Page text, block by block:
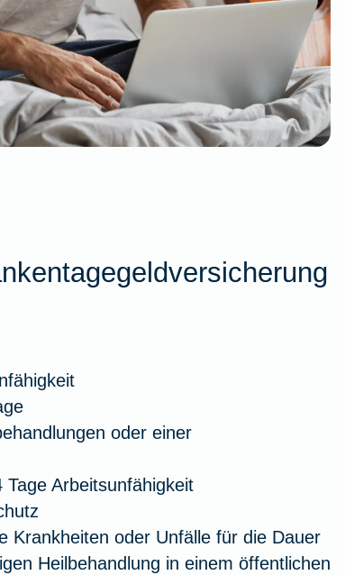
oder einer
Arbeitsunfähigkeit
Krankheiten oder Unfälle für die Dauer
Heilbehandlung in einem öffentlichen